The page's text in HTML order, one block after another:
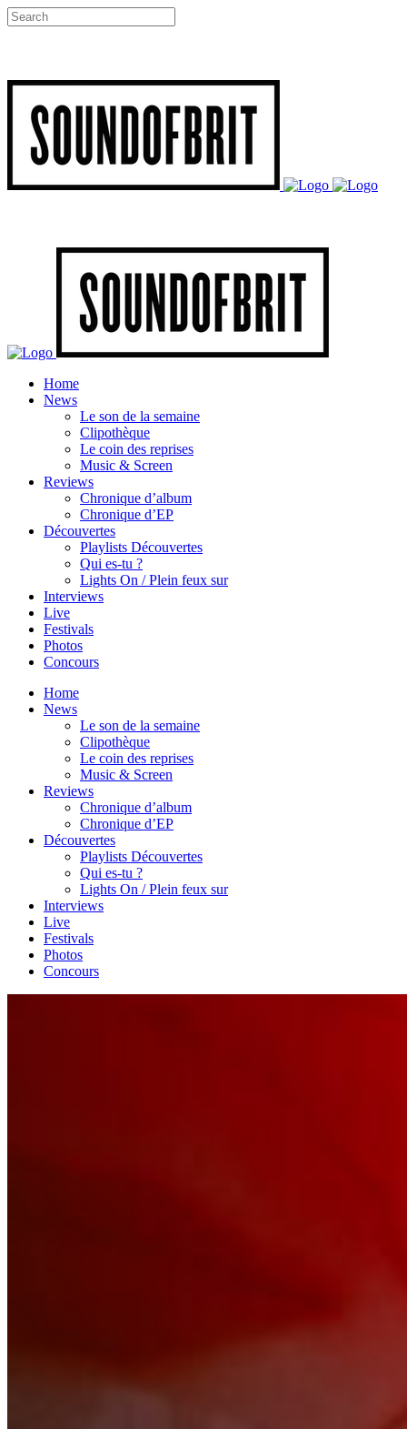
Home
News
Le son de la semaine
Clipothèque
Le coin des reprises
Music & Screen
Reviews
Chronique d’album
Chronique d’EP
Découvertes
Playlists Découvertes
Qui es-tu ?
Lights On / Plein feux sur
Interviews
Live
Festivals
Photos
Concours
Home
News
Le son de la semaine
Clipothèque
Le coin des reprises
Music & Screen
Reviews
Chronique d’album
Chronique d’EP
Découvertes
Playlists Découvertes
Qui es-tu ?
Lights On / Plein feux sur
Interviews
Live
Festivals
Photos
Concours